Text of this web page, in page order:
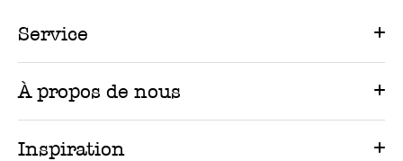
Service
À propos de nous
Inspiration